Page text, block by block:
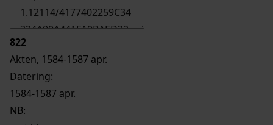
822
Akten, 1584-1587 apr.
Datering:
1584-1587 apr.
NB: